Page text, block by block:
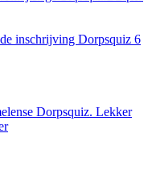
inschrijving Dorpsquiz 6
Dorpsquiz. Lekker